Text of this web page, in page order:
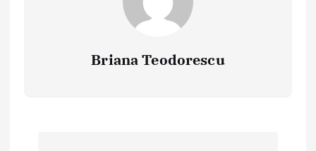
Briana Teodorescu